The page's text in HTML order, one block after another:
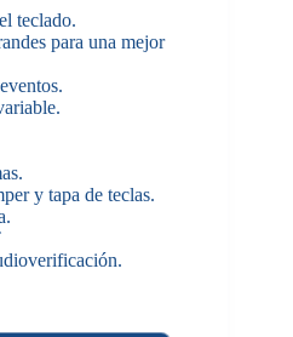
teclado.
para una mejor
y tapa de teclas.